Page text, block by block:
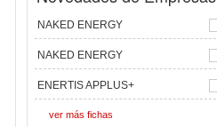
NAKED ENERGY
NAKED ENERGY
ENERTIS APPLUS+
ver más fichas